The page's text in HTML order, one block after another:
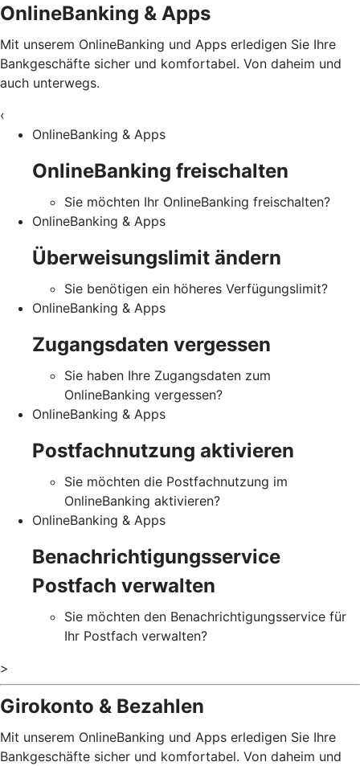
OnlineBanking & Apps
Mit unserem OnlineBanking und Apps erledigen Sie Ihre
Bankgeschäfte sicher und komfortabel. Von daheim und
auch unterwegs.
‹
OnlineBanking & Apps
OnlineBanking freischalten
Sie möchten Ihr OnlineBanking freischalten?
OnlineBanking & Apps
Überweisungslimit ändern
Sie benötigen ein höheres Verfügungslimit?
OnlineBanking & Apps
Zugangsdaten vergessen
Sie haben Ihre Zugangsdaten zum
OnlineBanking vergessen?
OnlineBanking & Apps
Postfachnutzung aktivieren
Sie möchten die Postfachnutzung im
OnlineBanking aktivieren?
OnlineBanking & Apps
Benachrichtigungsservice
Postfach verwalten
Sie möchten den Benachrichtigungsservice für
Ihr Postfach verwalten?
>
Girokonto & Bezahlen
Mit unserem OnlineBanking und Apps erledigen Sie Ihre
Bankgeschäfte sicher und komfortabel. Von daheim und